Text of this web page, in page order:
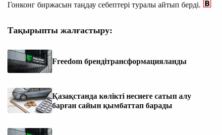
Гонконг биржасын таңдау себептері туралы айтып берді.
Тақырыпты жалғастыру:
Freedom брендітрансформацияланды
Қазақстанда көлікті несиеге сатып алу
барған сайын қымбаттап барады